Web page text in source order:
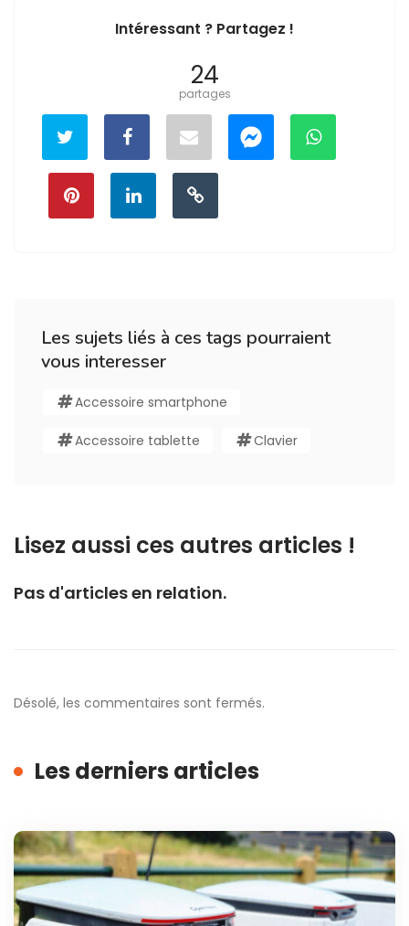
Intéressant ? Partagez !
24
partages
Les sujets liés à ces tags pourraient
vous interesser
Accessoire smartphone
Accessoire tablette Clavier
Lisez aussi ces autres articles !
Pas d'articles en relation.
Désolé, les commentaires sont fermés.
Les derniers articles